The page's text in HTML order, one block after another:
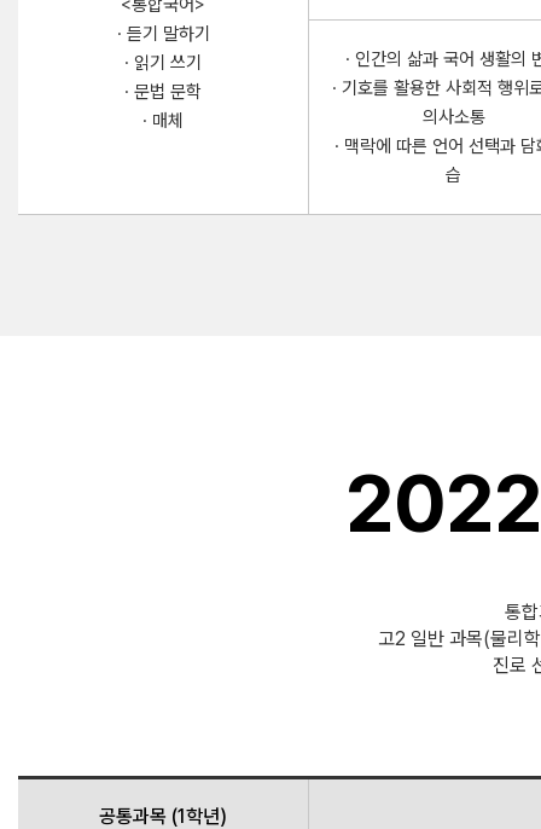
<통합국어>
· 듣기 말하기
· 읽기 쓰기
· 문법 문학
· 매체
· 인간의 삶과 국어 생활의
· 기호를 활용한 사회적 행위
의사소통
· 맥락에 따른 언어 선택과
습
2022
통
고2 일반 과목(물리
진로
공통과목 (1학년)